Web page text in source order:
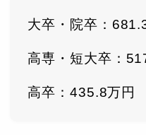
大卒・院卒：
高専・短大卒：
高卒：435.8万円